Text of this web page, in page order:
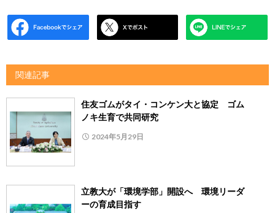
関連記事
住友ゴムがタイ・コンケン大と協定 ゴム
ノキ生育で共同研究
2024年5月29日
立教大が「環境学部」開設へ 環境リーダ
ーの育成目指す